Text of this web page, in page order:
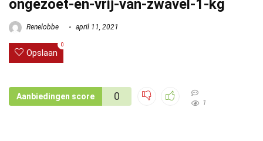
ongezoet-en-vrij-van-zwavel-1-kg
Renelobbe april 11, 2021
Opslaan
0
Aanbiedingen score 0
1